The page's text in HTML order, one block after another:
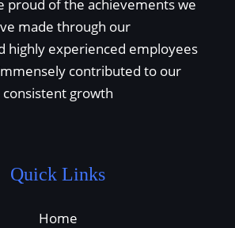
proud of the achievements we
made through our
highly experienced employees
contributed to our
consistent growth
Quick Links
Home